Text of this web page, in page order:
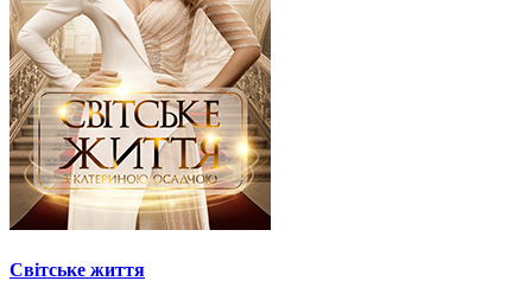
Світське життя